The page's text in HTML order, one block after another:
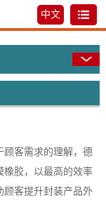
中文
顾客需求的理解，德
橡胶，以最高的效率
顾客提升封装产品外